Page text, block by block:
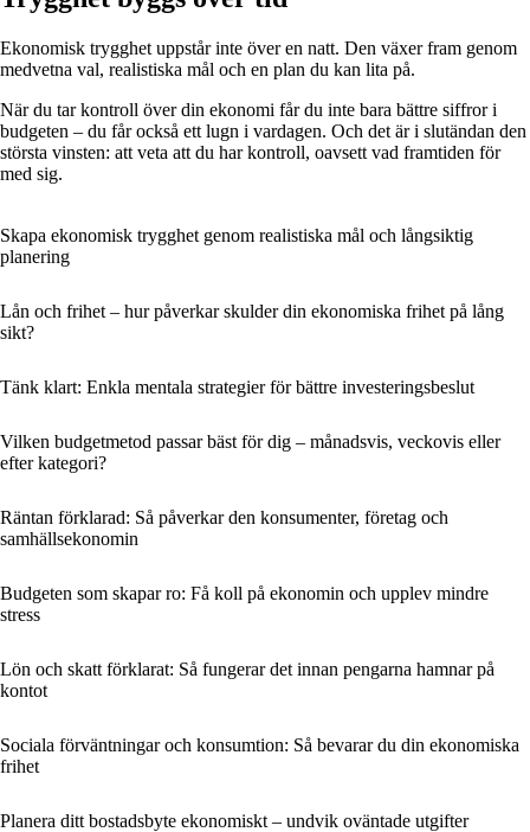
Ekonomisk trygghet uppstår inte över en natt. Den växer fram genom
medvetna val, realistiska mål och en plan du kan lita på.
När du tar kontroll över din ekonomi får du inte bara bättre siffror i
budgeten – du får också ett lugn i vardagen. Och det är i slutändan den
största vinsten: att veta att du har kontroll, oavsett vad framtiden för
med sig.
Skapa ekonomisk trygghet genom realistiska mål och långsiktig
planering
Lån och frihet – hur påverkar skulder din ekonomiska frihet på lång
sikt?
Tänk klart: Enkla mentala strategier för bättre investeringsbeslut
Vilken budgetmetod passar bäst för dig – månadsvis, veckovis eller
efter kategori?
Räntan förklarad: Så påverkar den konsumenter, företag och
samhällsekonomin
Budgeten som skapar ro: Få koll på ekonomin och upplev mindre
stress
Lön och skatt förklarat: Så fungerar det innan pengarna hamnar på
kontot
Sociala förväntningar och konsumtion: Så bevarar du din ekonomiska
frihet
Planera ditt bostadsbyte ekonomiskt – undvik oväntade utgifter